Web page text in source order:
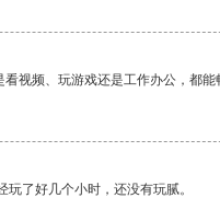
视频、玩游戏还是工作办公，都能
了好几个小时，还没有玩腻。